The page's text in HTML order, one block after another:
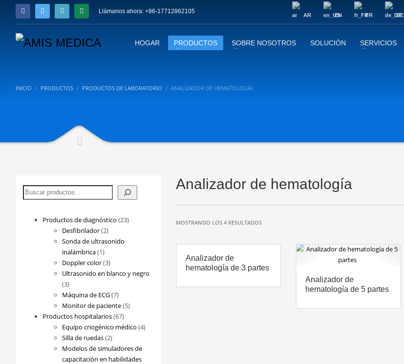
Llámanos ahora: +86-17712862105
AR EN FR DE
HOGAR PRODUCTOS SOBRE NOSOTROS SOLUCIÓN SERVICIOS
INICIO PRODUCTOS PRODUCTOS DE LABORATORIO ANALIZADOR DE HEMATOLOGÍA
Analizador de hematología
MOSTRANDO LOS 4 RESULTADOS
Analizador de
hematología de 3 partes
Analizador de
hematología de 5 partes
Buscar
Productos de diagnóstico 2323
Desfibrilador 22
productos
Sonda de ultrasonido
inalámbrica 11
producto
Doppler color 33
productos
Ultrasonido en blanco y negro
33
productos
Máquina de ECG 77
productos
Monitor de paciente 55
Productos hospitalarios 6767
productos
Equipo criogénico médico 44
Silla de ruedas 22
productos
Modelos de simuladores de
capacitación en habilidades